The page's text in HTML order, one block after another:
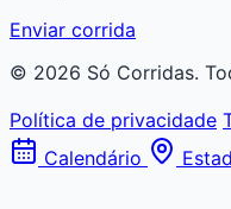
Enviar corrida
© 2026 Só Corridas.
Política de privacidade
Calendário